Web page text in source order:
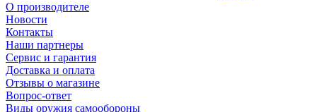
О производителе
Новости
Контакты
Наши партнеры
Сервис и гарантия
Доставка и оплата
Отзывы о магазине
Вопрос-ответ
Виды оружия самообороны